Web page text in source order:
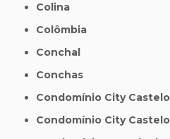
Colina
Colômbia
Conchal
Conchas
Condomínio City Castelo
Condomínio City